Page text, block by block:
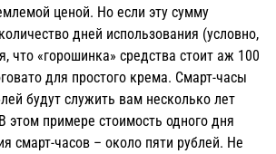
ценой. Но если эту сумму
дней использования (условно,
что «горошинка» средства стоит аж 100
для простого крема. Смарт-часы
будут служить вам несколько лет
этом примере стоимость одного дня
смарт-часов – около пяти рублей. Не